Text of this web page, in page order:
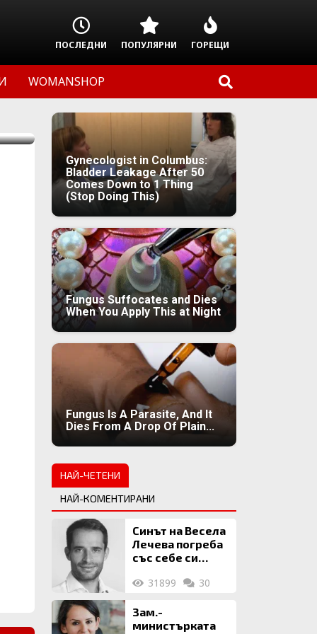
ПОСЛЕДНИ ПОПУЛЯРНИ ГОРЕЩИ
WOMANSHOP
Gynecologist in Columbus:
Bladder Leakage After 50
Comes Down to 1 Thing
(Stop Doing This)
Fungus Suffocates and Dies
When You Apply This at Night
Fungus Is A Parasite, And It
Dies From A Drop Of Plain...
НАЙ-ЧЕТЕНИ
НАЙ-КОМЕНТИРАНИ
Синът на Весела
Лечева погреба
със себе си
млн. евро
31899 30
Зам.-
министърката